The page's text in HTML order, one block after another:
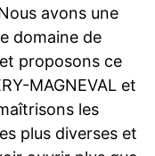
avons une
domaine de
proposons ce
MAGNEVAL et
les
plus diverses et